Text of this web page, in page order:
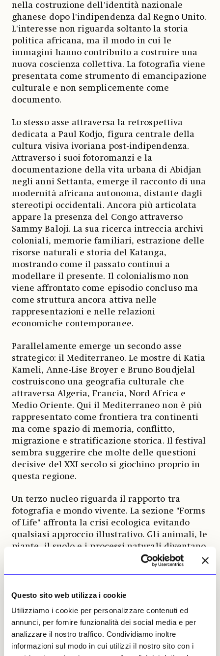
Questo sito web utilizza i cookie
Utilizziamo i cookie per personalizzare contenuti ed
annunci, per fornire funzionalità dei social media e per
analizzare il nostro traffico. Condividiamo inoltre
informazioni sul modo in cui utilizzi il nostro sito con i
nella costruzione dell'identità nazionale
ghanese dopo l'indipendenza dal Regno Unito.
L'interesse non riguarda soltanto la storia
politica africana, ma il modo in cui le
immagini hanno contribuito a costruire una
nuova coscienza collettiva. La fotografia viene
presentata come strumento di emancipazione
culturale e non semplicemente come
documento.
Lo stesso asse attraversa la retrospettiva
dedicata a Paul Kodjo, figura centrale della
cultura visiva ivoriana post-indipendenza.
Attraverso i suoi fotoromanzi e la
documentazione della vita urbana di Abidjan
negli anni Settanta, emerge il racconto di una
modernità africana autonoma, distante dagli
stereotipi occidentali. Ancora più articolata
appare la presenza del Congo attraverso
Sammy Baloji. La sua ricerca intreccia archivi
coloniali, memorie familiari, estrazione delle
risorse naturali e storia del Katanga,
mostrando come il passato continui a
modellare il presente. Il colonialismo non
viene affrontato come episodio concluso ma
come struttura ancora attiva nelle
rappresentazioni e nelle relazioni
economiche contemporanee.
Parallelamente emerge un secondo asse
strategico: il Mediterraneo. Le mostre di Katia
Kameli, Anne-Lise Broyer e Bruno Boudjelal
costruiscono una geografia culturale che
attraversa Algeria, Francia, Nord Africa e
Medio Oriente. Qui il Mediterraneo non è più
rappresentato come frontiera tra continenti
ma come spazio di memoria, conflitto,
migrazione e stratificazione storica. Il festival
sembra suggerire che molte delle questioni
decisive del XXI secolo si giochino proprio in
questa regione.
Un terzo nucleo riguarda il rapporto tra
fotografia e mondo vivente. La sezione "Forms
of Life" affronta la crisi ecologica evitando
qualsiasi approccio illustrativo. Gli animali, le
piante, il suolo e i processi naturali diventano
protagonisti di una riflessione che mette in
discussione l'antropocentrismo. La grande
di rappresentazione animale, mentre progetti
come quelli di Lisa Oppenheim, Meghann
Riepenhoff e Lara Tabet mostrano immagini
generate dall'interazione diretta con
fenomeni naturali, processi geologici e
trasformazioni organiche. Infine emerge un